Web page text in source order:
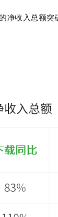
净收入总额突